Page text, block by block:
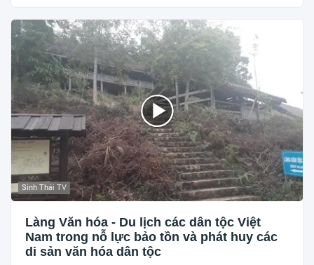
Sinh Thái TV
Làng Văn hóa - Du lịch các dân tộc Việt
Nam trong nỗ lực bảo tồn và phát huy các
di sản văn hóa dân tộc